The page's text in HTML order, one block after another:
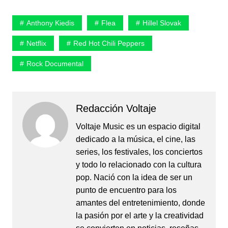
Anthony Kiedis Flea Hillel Slovak
Netflix Red Hot Chili Peppers
Rock Documental
Redacción Voltaje
Voltaje Music es un espacio digital
dedicado a la música, el cine, las
series, los festivales, los conciertos
y todo lo relacionado con la cultura
pop. Nació con la idea de ser un
punto de encuentro para los
amantes del entretenimiento, donde
la pasión por el arte y la creatividad